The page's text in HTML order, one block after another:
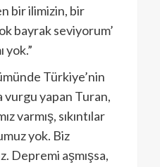
bir ilimizin, bir
bayrak seviyorum’
yok.”
Türkiye’nin
vurgu yapan Turan,
varmış, sıkıntılar
yok. Biz
Depremi aşmışsa,